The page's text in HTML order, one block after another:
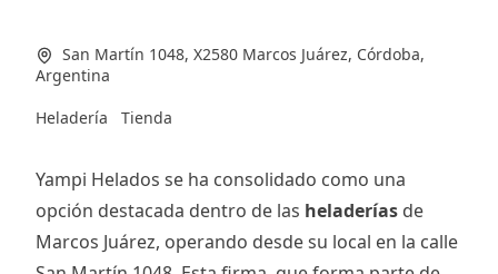
San Martín 1048, X2580 Marcos Juárez, Córdoba,
Argentina
Heladería
Tienda
Yampi Helados se ha consolidado como una
opción destacada dentro de las heladerías de
Marcos Juárez, operando desde su local en la calle